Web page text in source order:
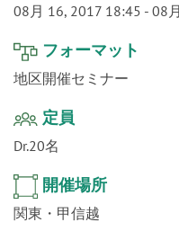
08月 16, 2017 18:45 - 08
フォーマット
地区開催セミナー
定員
Dr.20名
開催場所
関東・甲信越